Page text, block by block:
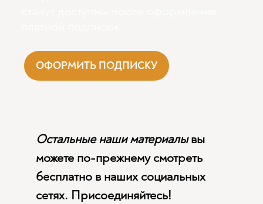
ОФОРМИТЬ ПОДПИСКУ
Остальные наши материалывы
можете по-прежнему смотреть
бесплатно в наших социальных
сетях. Присоединяйтесь!